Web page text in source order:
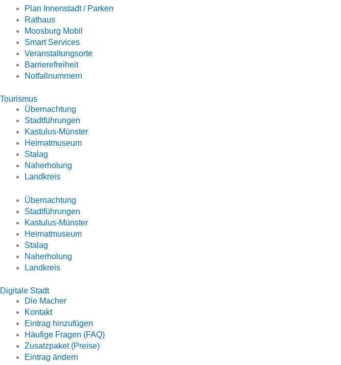
Plan Innenstadt / Parken
Rathaus
Moosburg Mobil
Smart Services
Veranstaltungsorte
Barrierefreiheit
Notfallnummern
Tourismus
Übernachtung
Stadtführungen
Kastulus-Münster
Heimatmuseum
Stalag
Naherholung
Landkreis
Übernachtung
Stadtführungen
Kastulus-Münster
Heimatmuseum
Stalag
Naherholung
Landkreis
Digitale Stadt
Die Macher
Kontakt
Eintrag hinzufügen
Häufige Fragen (FAQ)
Zusatzpaket (Preise)
Eintrag ändern